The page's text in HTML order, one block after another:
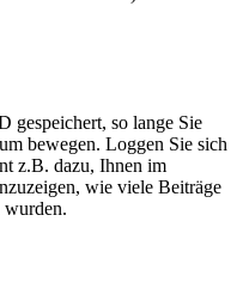
gespeichert, so lange Sie
bewegen. Loggen Sie sich
z.B. dazu, Ihnen im
wie viele Beiträge
wurden.